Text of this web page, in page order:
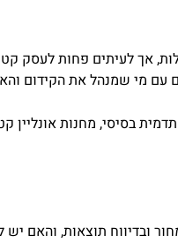
אך לעיתים פחות לעסק
עם מי שמנהל את הקידום
ובדיווח תוצאות, והאם יש